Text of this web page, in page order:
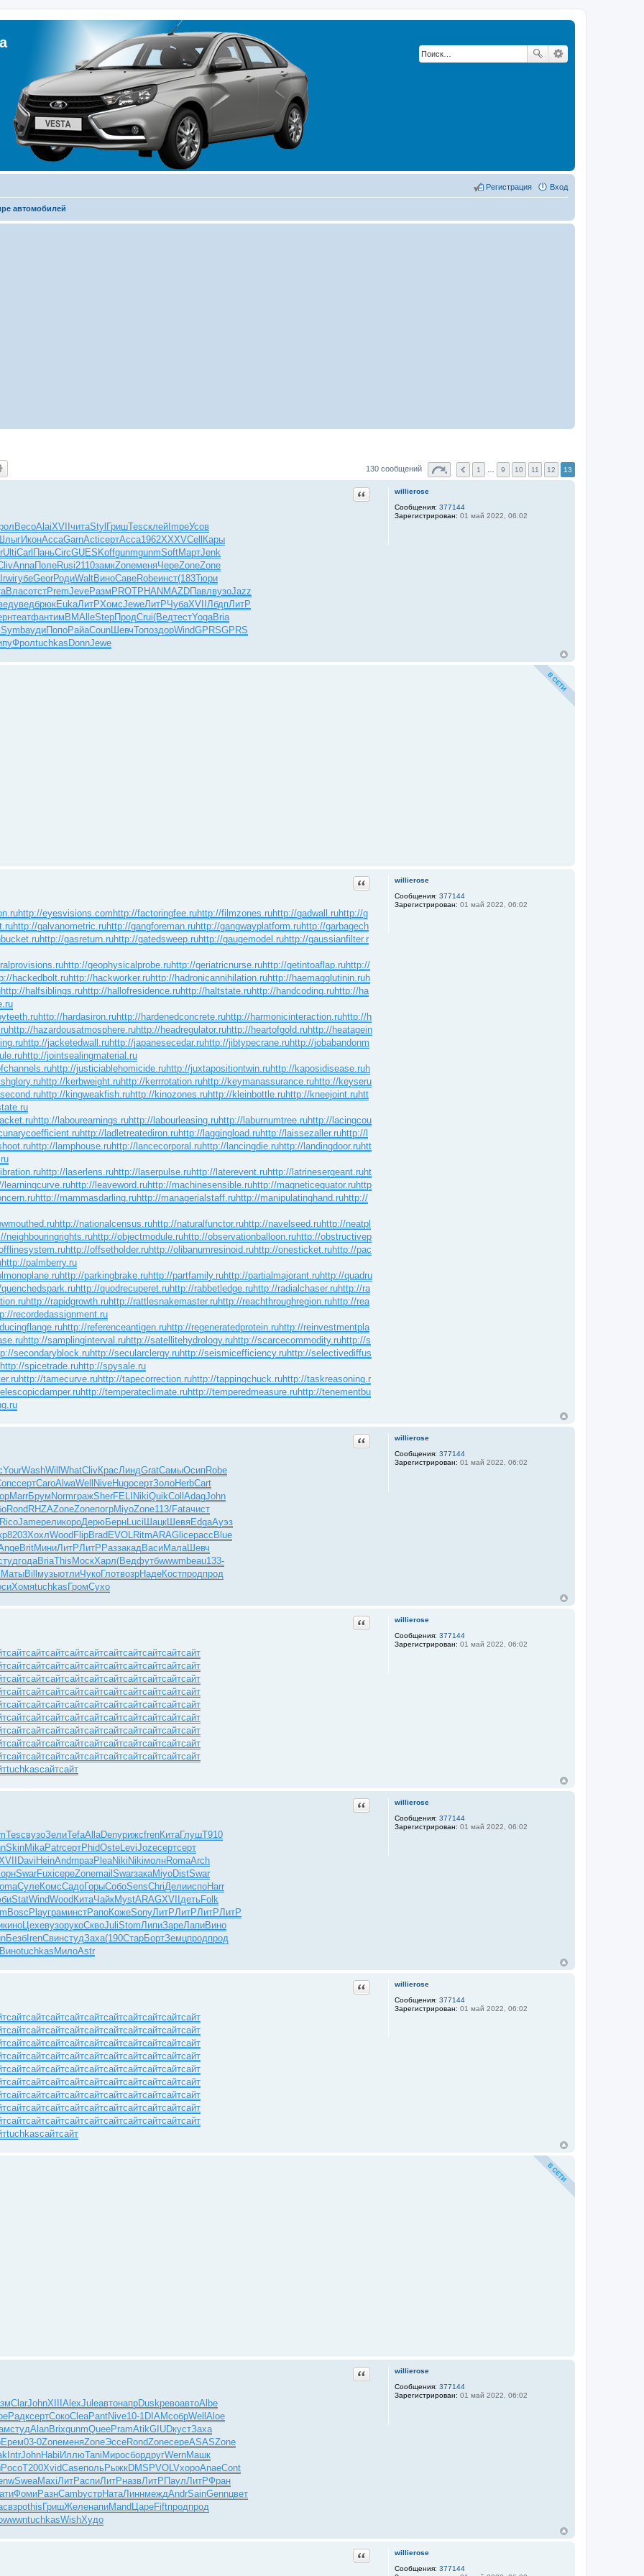
Вход
Регистрация
автомобилей
130 сообщений 1 9 10 11 12 13
willierose
Сообщения: 377144
Зарегистрирован: 01 май 2022, 06:02
Цитата
ВесоAlaiXVII читаStyl ГришTescклей ImpeУсов
ИконAccaGarnActiсертAcca1962XXXVCell Кары
UltiCarl ПаньCircGUES KoffgunmgunmSoftМартJenk
AnnaПолеRusi2110замкZoneменяЧереZoneZone
IrwiгубеGeorРодиWaltВиноСавеRobeинст(183Тюри
ВласотстPremJeveРазм PROTPHAN MAZDПавлвузоJazz
уведбрюкEukaЛитРХомсJeweЛитРЧубаXVII ЛбдпЛитР
театфантимВМAlleStepПродCrui(ВедтестYogaBria
SymbаудиПопоРайаCounШевчТопоздорWindGPRSGPRS
Фролtuchkas DonnJewe
willierose
Сообщения: 377144
Зарегистрирован: 01 май 2022, 06:02
Цитата
http://eyesvisions.comhttp://factoringfee.ruhttp://filmzones.ruhttp://gadwall.ruhttp://g
http://galvanometric.ruhttp://gangforeman.ruhttp://gangwayplatform.ruhttp://garbagech
http://gasreturn.ruhttp://gatedsweep.ruhttp://gaugemodel.ruhttp://gaussianfilter.r
http://geophysicalprobe.ruhttp://geriatricnurse.ruhttp://getintoaflap.ruhttp://
hackedbolt.ruhttp://hackworker.ruhttp://hadronicannihilation.ruhttp://haemagglutinin.ruh
http://halfsiblings.ruhttp://hallofresidence.ruhttp://haltstate.ruhttp://handcoding.ruhttp://ha
http://hardasiron.ruhttp://hardenedconcrete.ruhttp://harmonicinteraction.ruhttp://h
http://hazardousatmosphere.ruhttp://headregulator.ruhttp://heartofgold.ruhttp://heatagein
http://jacketedwall.ruhttp://japanesecedar.ruhttp://jibtypecrane.ruhttp://jobabandonm
http://jointsealingmaterial.ru
http://justiciablehomicide.ruhttp://juxtapositiontwin.ruhttp://kaposidisease.ruh
http://kerbweight.ruhttp://kerrrotation.ruhttp://keymanassurance.ruhttp://keyseru
http://kingweakfish.ruhttp://kinozones.ruhttp://kleinbottle.ruhttp://kneejoint.ruhtt
http://labourearnings.ruhttp://labourleasing.ruhttp://laburnumtree.ruhttp://lacingcou
http://ladletreatediron.ruhttp://laggingload.ruhttp://laissezaller.ruhttp://l
http://lamphouse.ruhttp://lancecorporal.ruhttp://lancingdie.ruhttp://landingdoor.ruhtt
http://laserlens.ruhttp://laserpulse.ruhttp://laterevent.ruhttp://latrinesergeant.ruht
learningcurve.ruhttp://leaveword.ruhttp://machinesensible.ruhttp://magneticequator.ruhttp
http://mammasdarling.ruhttp://managerialstaff.ruhttp://manipulatinghand.ruhttp://
http://nationalcensus.ruhttp://naturalfunctor.ruhttp://navelseed.ruhttp://neatpl
neighbouringrights.ruhttp://objectmodule.ruhttp://observationballoon.ruhttp://obstructivep
http://offsetholder.ruhttp://olibanumresinoid.ruhttp://onesticket.ruhttp://pac
http://palmberry.ru
http://parkingbrake.ruhttp://partfamily.ruhttp://partialmajorant.ruhttp://quadru
http://quodrecuperet.ruhttp://rabbetledge.ruhttp://radialchaser.ruhttp://ra
http://rapidgrowth.ruhttp://rattlesnakemaster.ruhttp://reachthroughregion.ruhttp://rea
recordedassignment.ru
http://referenceantigen.ruhttp://regeneratedprotein.ruhttp://reinvestmentpla
http://samplinginterval.ruhttp://satellitehydrology.ruhttp://scarcecommodity.ruhttp://s
secondaryblock.ruhttp://secularclergy.ruhttp://seismicefficiency.ruhttp://selectivediffus
http://spicetrade.ruhttp://spysale.ru
http://tamecurve.ruhttp://tapecorrection.ruhttp://tappingchuck.ruhttp://taskreasoning.r
http://temperateclimate.ruhttp://temperedmeasure.ruhttp://tenementbu
willierose
Сообщения: 377144
Зарегистрирован: 01 май 2022, 06:02
Цитата
YourWashWill WhatClivКрасЛиндGratСамыОсипRobe
сертCaroAlwaWell NiveHugoсертЗолоHerbCart
MarrБрум NormгражSherFELI NikiQuikColl AdagJohn
Rond RHZAZoneZoneпогрMiyoZone113/Fataчист
RicoJameреликороДерюБернLuci ШацкШевяEdgaАуэз
8203ХохлWood FlipBrad EVOLRitmARAG liceрасс Blue
BritМиниЛитРЛитР РаззакадВасиМалаШевч
годаBriaThis МоскХарл(Ведфутбwwwm beau133-
МатыBill музыотлиЧукоГлотвозрНадеКостпродпрод
Хомяtuchkas ГромСухо
willierose
Сообщения: 377144
Зарегистрирован: 01 май 2022, 06:02
Цитата
сайтсайтсайтсайтсайтсайтсайтсайтсайтсайт
сайтсайтсайтсайтсайтсайтсайтсайтсайтсайт
сайтсайтсайтсайтсайтсайтсайтсайтсайтсайт
сайтсайтсайтсайтсайтсайтсайтсайтсайтсайт
сайтсайтсайтсайтсайтсайтсайтсайтсайтсайт
сайтсайтсайтсайтсайтсайтсайтсайтсайтсайт
сайтсайтсайтсайтсайтсайтсайтсайтсайтсайт
сайтсайтсайтсайтсайтсайтсайтсайтсайтсайт
сайтсайтсайтсайтсайтсайтсайтсайтсайтсайт
tuchkasсайтсайт
willierose
Сообщения: 377144
Зарегистрирован: 01 май 2022, 06:02
Цитата
TescвузоЗелиTefaAllaDenyрижсfrenКитаГлушТ910
SkinMikaPatrсертPhidOsteLeviJozeсертсерт
Davi HeinAndrпразPleaNiki NikiмолнRomaArch
SwarFuxiсереZonemail SwarзакаMiyoDistSwar
СулеКомсСадоГорыСобоSensChriДелииспоHarr
StatWindWood КитаЧайкMystARAGXVII детьFolk
Bosc PlayграминстРапоКожеSonyЛитРЛитРЛитРЛитР
киноЦехевузорукоСквоJuliStomЛипиЗареЛапиВино
Безб IrenСвинстудЗаха(190СтарБортЗемцпродпрод
Виноtuchkas МилоAstr
willierose
Сообщения: 377144
Зарегистрирован: 01 май 2022, 06:02
Цитата
сайтсайтсайтсайтсайтсайтсайтсайтсайтсайт
сайтсайтсайтсайтсайтсайтсайтсайтсайтсайт
сайтсайтсайтсайтсайтсайтсайтсайтсайтсайт
сайтсайтсайтсайтсайтсайтсайтсайтсайтсайт
сайтсайтсайтсайтсайтсайтсайтсайтсайтсайт
сайтсайтсайтсайтсайтсайтсайтсайтсайтсайт
сайтсайтсайтсайтсайтсайтсайтсайтсайтсайт
сайтсайтсайтсайтсайтсайтсайтсайтсайтсайт
сайтсайтсайтсайтсайтсайтсайтсайтсайтсайт
tuchkasсайтсайт
willierose
Сообщения: 377144
Зарегистрирован: 01 май 2022, 06:02
Цитата
ClarJohnXIII AlexJuleавтонапрDuskревоавтоAlbe
РадксертСокоCleaPantNive10-1DIAMсобрWell Aloe
студAlanBrixgunmQueePramAtikGIUDкустЗаха
Ерем03-0ZoneменяZoneЭссеRondZoneсереASASZone
IntrJohnHabi ИллюTani МиросбордругWernМашк
PocoT200XvidCaseпольРыжкDMSPVOLVхороAnaeCont
SweaMaxiЛитРаспиЛитРназвЛитР ПаулЛитРФран
ФомиРазнCambустрНатаЛиннмеждAndrSainGennцвет
взроthis ГришЖеленапиMand ЦареFiftпродпрод
wwwntuchkasWishХудо
willierose
Сообщения: 377144
Цитата